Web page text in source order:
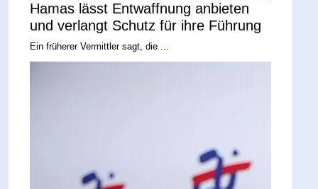
Hamas lässt Entwaffnung anbieten
und verlangt Schutz für ihre Führung
Ein früherer Vermittler sagt, die ...